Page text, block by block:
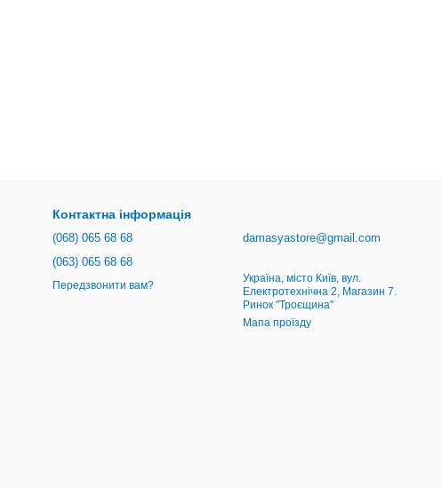
Контактна інформація
(068) 065 68 68
(063) 065 68 68
Передзвонити вам?
damasyastore@gmail.com
Україна, місто Київ, вул.
Електротехнічна 2, Магазин 7.
Ринок "Троєщина"
Мапа проїзду